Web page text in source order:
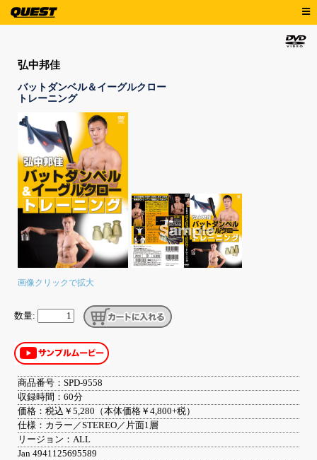
弘中邦佳
バットダンベル＆イーグルクロー
トレーニング
画像クリックで拡大
数量:
商品番号：SPD-9558
収録時間：60分
価格：税込￥5,280（本体価格￥4,800+税）
仕様：カラー／STEREO／片面1層
リージョン：ALL
Jan 4941125695589